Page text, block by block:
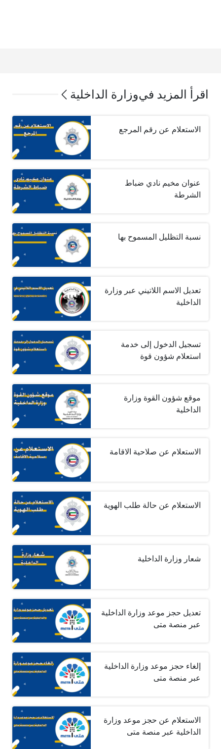
اقرأ المزيد فيوزارة الداخلية
الاستعلام عن رقم المرجع
عنوان مخيم نادي ضباط
الشرطة
نسبة التظليل المسموح بها
تعديل الاسم اللاتيني عبر وزارة
الداخلية
تسجيل الدخول إلى خدمة
استعلام شؤون قوة
موقع شؤون القوة وزارة
الداخلية
الاستعلام عن صلاحية الاقامة
الاستعلام عن حالة طلب الهوية
شعار وزارة الداخلية
تعديل حجز موعد وزارة الداخلية
عبر منصة متى
إلغاء حجز موعد وزارة الداخلية
عبر منصة متى
الاستعلام عن حجز موعد وزارة
الداخلية عبر منصة متى